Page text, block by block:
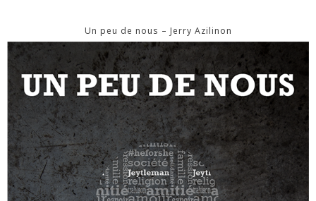
Un peu de nous – Jerry Azilinon